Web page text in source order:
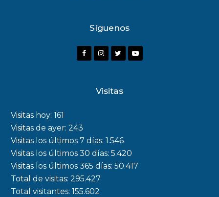
Síguenos
F
o
k
I
a
m
r
Y
Visitas
Visitas hoy:161
Visitas de ayer:243
Visitas los últimos 7 días:1.546
Visitas los últimos 30 días:5.420
Visitas los últimos 365 días:50.417
Total de visitas:295.427
Total visitantes:155.602